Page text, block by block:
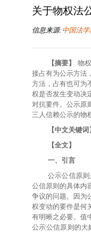
关于物权法
信息来源:中国法学
【摘要】 物
接占有为公示方法
方法，占有也可为
权是否发生变动决
对抗要件。公示原
三人信赖公示的物
【中文关键词
【全文】
一、引言
公示公信原
公信原则的具体内
争议的问题。因为
权变动的要件是何
有明晰之必要。值
公示公信原则的大